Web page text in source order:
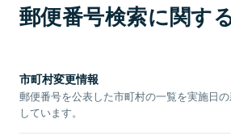
郵便番号検索に関す
市町村変更情報
郵便番号を公表した市町村の一覧を実施日
しています。